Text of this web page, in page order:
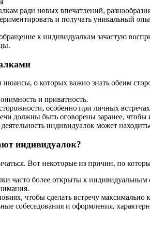
ради новых впечатлений,
и получать уникальный
к индивидуалкам зачастую
о которых важно знать обеим
и приватность.
особенно при личных
должны быть оговорены заранее, чтобы
индивидуалок может
индивидуалок?
Вот некоторые из причин, по
часто более открыты к индивидуальным
чтобы сделать встречу максимально
собеседования и оформления,